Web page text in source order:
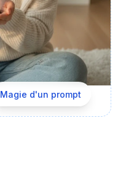
Magie d'un prompt